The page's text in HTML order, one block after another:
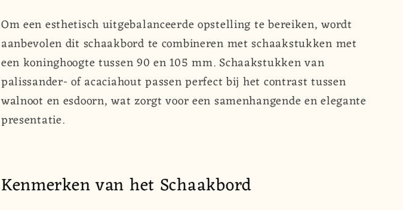
Om een esthetisch uitgebalanceerde opstelling te bereiken, wordt
aanbevolen dit schaakbord te combineren met schaakstukken met
een koninghoogte tussen 90 en 105 mm. Schaakstukken van
palissander- of acaciahout passen perfect bij het contrast tussen
walnoot en esdoorn, wat zorgt voor een samenhangende en elegante
presentatie.
Kenmerken van het Schaakbord